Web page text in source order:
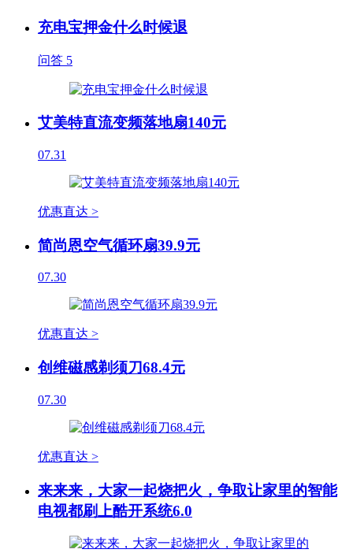
充电宝押金什么时候退
问答 5
艾美特直流变频落地扇140元
07.31
优惠直达 >
简尚恩空气循环扇39.9元
07.30
优惠直达 >
创维磁感剃须刀68.4元
07.30
优惠直达 >
来来来，大家一起烧把火，争取让家里的智能
电视都刷上酷开系统6.0